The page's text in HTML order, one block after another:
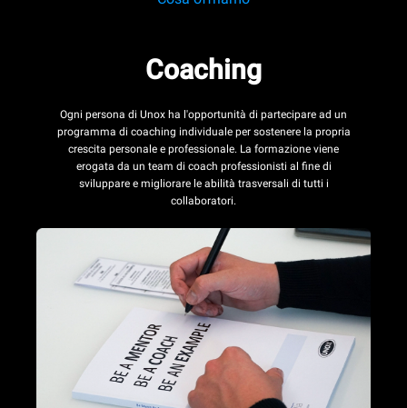
Coaching
Ogni persona di Unox ha l'opportunità di partecipare ad un
programma di coaching individuale per sostenere la propria
crescita personale e professionale. La formazione viene
erogata da un team di coach professionisti al fine di
sviluppare e migliorare le abilità trasversali di tutti i
collaboratori.